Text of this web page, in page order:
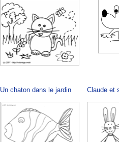
Un chaton dans le jardin Claude et